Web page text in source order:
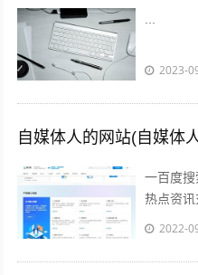
...
2023-
自媒体人的网站(自媒体
一百度
热点资
己的流
2022-